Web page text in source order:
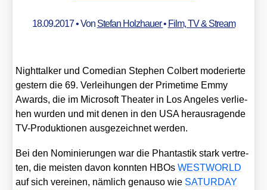
18.09.2017• Von Stefan Holzhauer• Film, TV & Stream
Night­tal­ker und Come­di­an Ste­phen Col­bert mode­rier­te
ges­tern die 69. Ver­lei­hun­gen der Prime­time Emmy
Awards, die im Micro­soft Thea­ter in Los Ange­les ver­lie­
hen wur­den und mit denen in den USA her­aus­ra­gen­de
TV-Pro­duk­tio­nen aus­ge­zeich­net wer­den.
Bei den Nomi­nie­run­gen war die Phan­tas­tik stark ver­tre­
ten, die meis­ten davon konn­ten HBOsWESTWORLD
auf sich ver­ei­nen, näm­lich genau­so wie SATURDAY